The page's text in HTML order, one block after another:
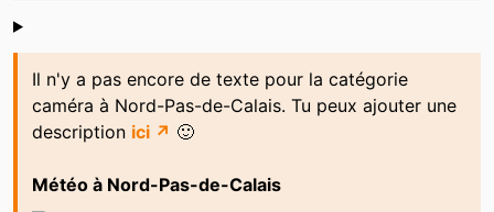
Shoutbox
Il n'y a pas encore de texte pour la catégorie
caméra à Nord-Pas-de-Calais. Tu peux ajouter une
description ici ↗ 🙂
Météo à Nord-Pas-de-Calais